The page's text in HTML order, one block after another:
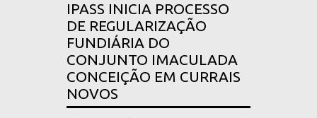
IPASS INICIA PROCESSO
DE REGULARIZAÇÃO
FUNDIÁRIA DO
CONJUNTO IMACULADA
CONCEIÇÃO EM CURRAIS
NOVOS